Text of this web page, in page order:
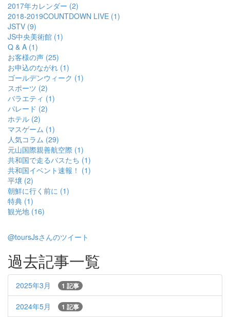
2017年カレンダー (2)
2018-2019COUNTDOWN LIVE (1)
JSTV (9)
JS中央美術館 (1)
Q & A (1)
お客様の声 (25)
お申込のながれ (1)
ゴールデンウィーク (1)
スポーツ (2)
バラエティ (1)
パレード (2)
ホテル (2)
マスゲーム (1)
人気コラム (29)
元山国際親善航空際 (1)
共和国で走るバスたち (1)
共和国イベント速報！ (1)
平壌 (2)
朝鮮に行く前に (1)
特典 (1)
観光地 (16)
@toursJsさんのツイート
過去記事一覧
2025年3月 1 記事
2024年5月 1 記事